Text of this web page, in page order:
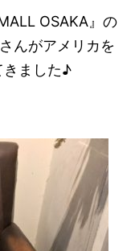
OSAKA』の
んがアメリカを
ました♪